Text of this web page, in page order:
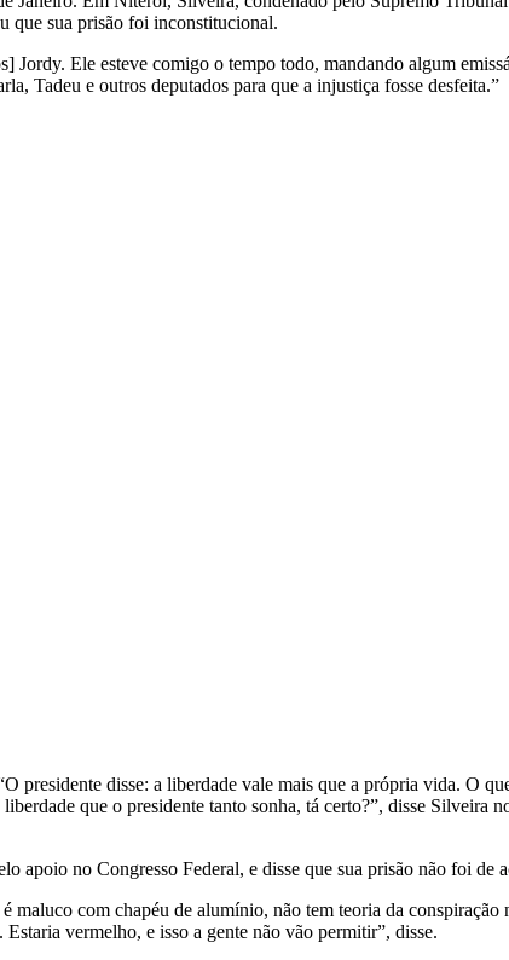
que sua prisão foi inconstitucional.
Ele esteve comigo o tempo todo, mandando algum
Tadeu e outros deputados para que a injustiça fosse desfeita.”
presidente disse: a liberdade vale mais que a própria vida. O
que o presidente tanto sonha, tá certo?”, disse Silveira
apoio no Congresso Federal, e disse que sua prisão não foi de
com chapéu de alumínio, não tem teoria da conspiração
vermelho, e isso a gente não vão permitir”, disse.